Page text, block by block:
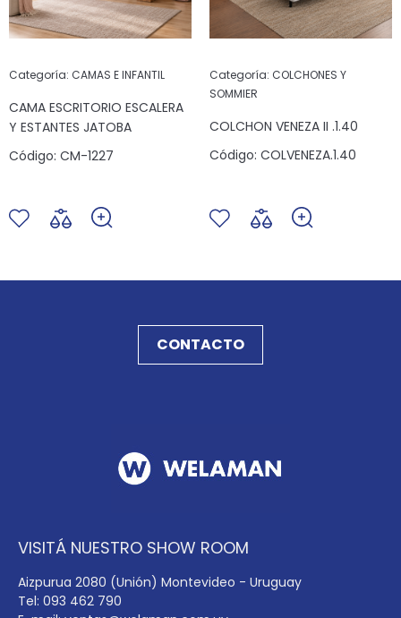
Categoría: CAMAS E INFANTIL
CAMA ESCRITORIO ESCALERA
Y ESTANTES JATOBA
Código: CM-1227
Categoría: COLCHONES Y
SOMMIER
COLCHON VENEZA II .1.40
Código: COLVENEZA.1.40
CONTACTO
VISITÁ NUESTRO SHOW ROOM
Aizpurua 2080 (Unión) Montevideo - Uruguay
Tel: 093 462 790